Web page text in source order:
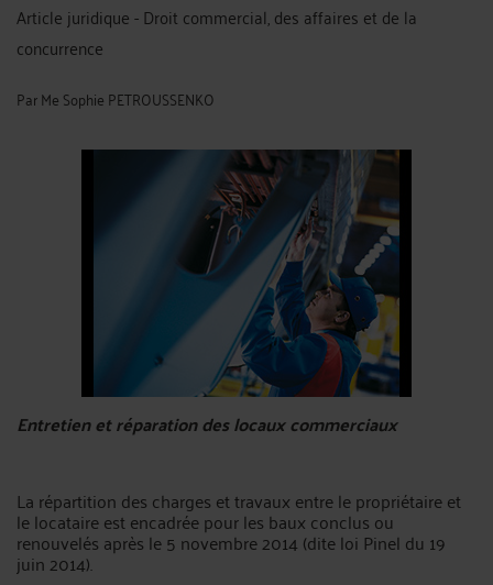
Article juridique - Droit commercial, des affaires et de la
concurrence
ParMe Sophie PETROUSSENKO
Entretien et réparation des locaux commerciaux
La répartition des charges et travaux entre le propriétaire et
le locataire est encadrée pour les baux conclus ou
renouvelés après le 5 novembre 2014 (dite loi Pinel du 19
juin 2014).